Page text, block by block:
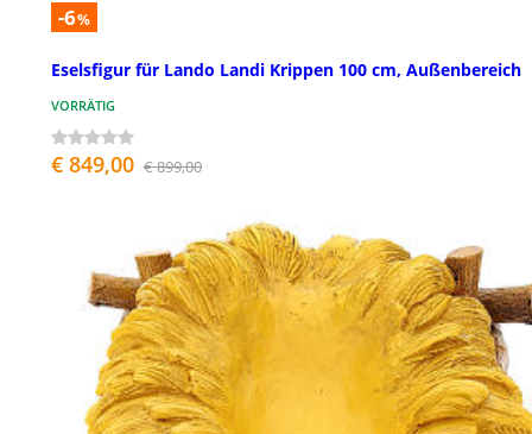
-6%
Eselsfigur für Lando Landi Krippen 100 cm, Außenbereich
VORRÄTIG
€ 849,00 € 899,00